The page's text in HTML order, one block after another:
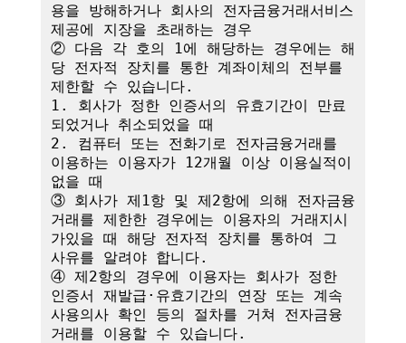
용을 방해하거나 회사의 전자금융거래서비스
제공에 지장을 초래하는 경우
② 다음 각 호의 1에 해당하는 경우에는 해
당 전자적 장치를 통한 계좌이체의 전부를
제한할 수 있습니다.
1. 회사가 정한 인증서의 유효기간이 만료
되었거나 취소되었을 때
2. 컴퓨터 또는 전화기로 전자금융거래를
이용하는 이용자가 12개월 이상 이용실적이
없을 때
③ 회사가 제1항 및 제2항에 의해 전자금융
거래를 제한한 경우에는 이용자의 거래지시
가있을 때 해당 전자적 장치를 통하여 그
사유를 알려야 합니다.
④ 제2항의 경우에 이용자는 회사가 정한
인증서 재발급·유효기간의 연장 또는 계속
사용의사 확인 등의 절차를 거쳐 전자금융
거래를 이용할 수 있습니다.